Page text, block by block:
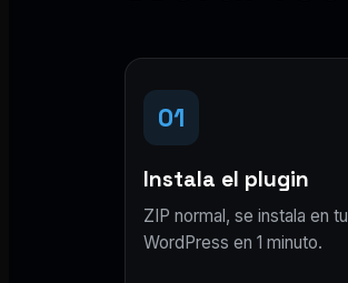
01
Instala el plugin
ZIP normal, se instala en tu
WordPress en 1 minuto.